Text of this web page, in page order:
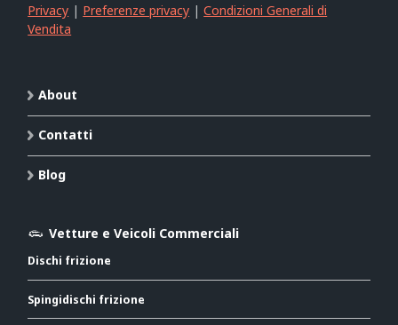
Privacy | Preferenze privacy |Condizioni Generali di
Vendita
About
Contatti
Blog
Vetture e Veicoli Commerciali
Dischi frizione
Spingidischi frizione